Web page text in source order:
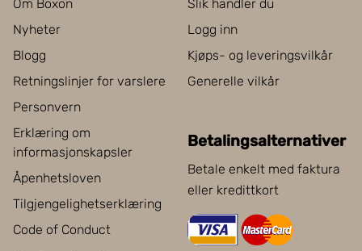
Om Boxon
Nyheter
Blogg
Retningslinjer for varslere
Personvern
Erklæring om
informasjonskapsler
Åpenhetsloven
Tilgjengelighetserklæring
Code of Conduct
Slik handler du
Logg inn
Kjøps- og leveringsvilkår
Generelle vilkår
Betalingsalternativer
Betale enkelt med faktura
eller kredittkort